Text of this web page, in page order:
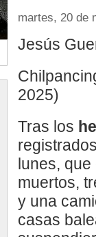
martes, 20 de
Jesús
2025)
Tras los
lunes,
muertos,
y una
casas